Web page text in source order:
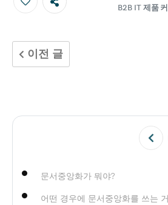
아
B2B IT 제품
이전 글
문서중앙화가 뭐야?
어떤 경우에 문서중앙화를 쓰는 거